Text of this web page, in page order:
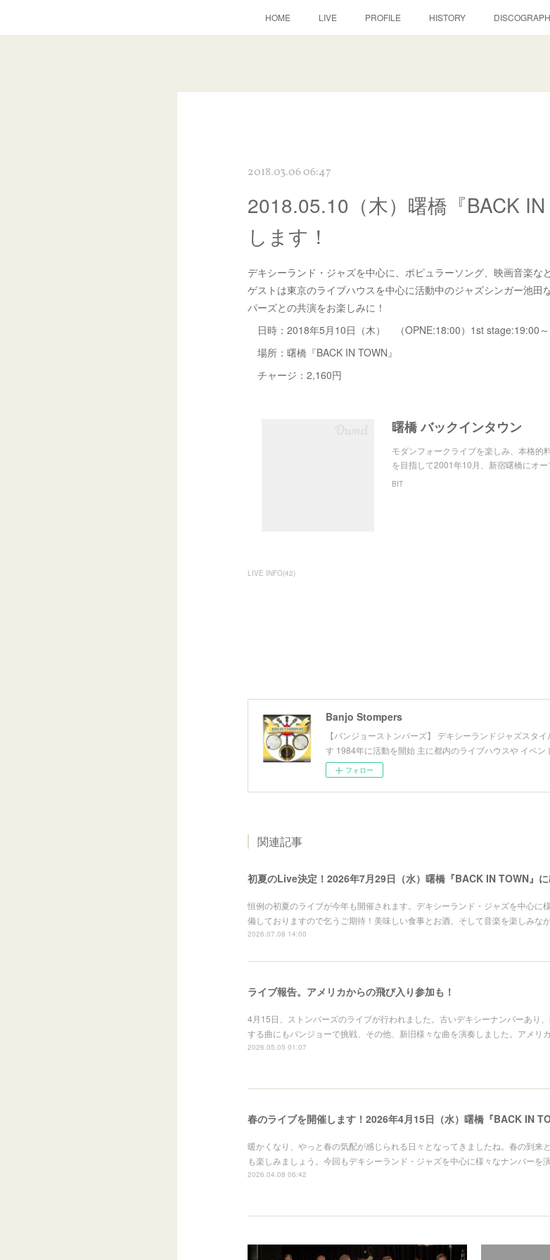
HOME LIVE PROFILE HISTORY
2018.03.06 06:47
2018.05.10（木）曙橋『BACK
します！
デキシーランド・ジャズを中心に、ポピュラーソング、映画音楽な
ゲストは東京のライブハウスを中心に活動中のジャズシンガー池田
パーズとの共演をお楽しみに！
日時：2018年5月10日（木） （OPNE:18:00）1st stage:19:00
場所：曙橋『BACK IN TOWN』
チャージ：2,160円
曙橋 バックインタウン
モダンフォークライブを楽しみ、本格的
を目指して2001年10月、新宿曙橋にオ
BIT
LIVE INFO(42)
Banjo Stompers
【バンジョーストンパーズ】 デキシーランドジャズスタ
す 1984年に活動を開始 主に都内のライブハウスや イベン
フォロー
関連記事
初夏のLive決定！2026年7月29日（水）曙橋『BACK IN TOWN』に
恒例の初夏のライブが今年も開催されます。デキシーランド・ジャズを中心に
備しておりますので乞うご期待！美味しい食事とお酒、そして音楽を楽しみな
2026.07.08 14:00
ライブ報告。アメリカからの飛び入り参加も！
4月15日、ストンパーズのライブが行われました。古いデキシーナンバーあり
する曲にもバンジョーで挑戦、その他、新旧様々な曲を演奏しました。アメリ
2026.05.05 01:07
暖かくなり、やっと春の気配が感じられる日々となってきましたね。春の到来
も楽しみましょう。今回もデキシーランド・ジャズを中心に様々なナンバーを
2026.04.08 06:42